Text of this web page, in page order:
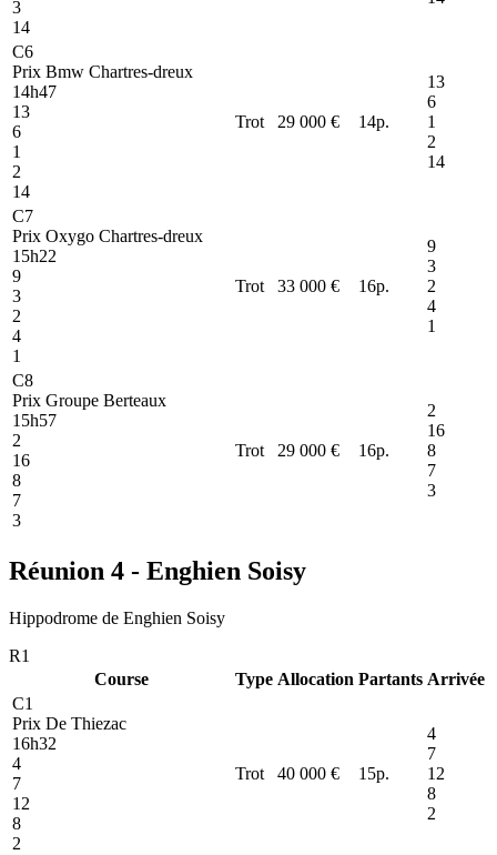
3
14
C6
Prix Bmw Chartres-dreux
14h47
13
6
1
2
14
Trot 29 000 € 14p.
13
6
1
2
14
C7
Prix Oxygo Chartres-dreux
15h22
9
3
2
4
1
Trot 33 000 € 16p.
9
3
2
4
1
C8
Prix Groupe Berteaux
15h57
2
16
8
7
3
Trot 29 000 € 16p.
2
16
8
7
3
Réunion 4 - Enghien Soisy
Hippodrome de Enghien Soisy
R1
Course
Type Allocation Partants Arrivée
C1
Prix De Thiezac
16h32
4
7
12
8
2
Trot 40 000 € 15p.
4
7
12
8
2